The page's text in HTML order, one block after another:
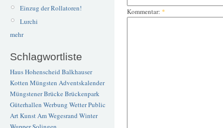
Einzug der Rollatoren!
Lurchi
mehr
Schlagwortliste
Haus Hohenscheid Balkhauser
Kotten Müngsten Adventskalender
Müngstener BrückeBrückenpark
Güterhallen Werbung WetterPublic
ArtKunstAm Wegesrand Winter
Kommentar: *